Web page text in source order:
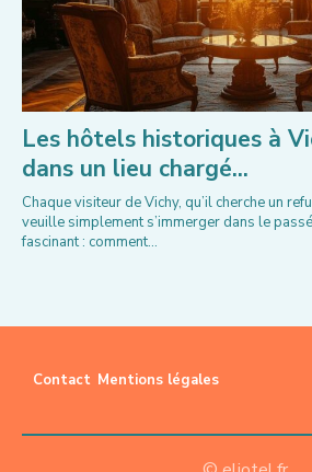
Les hôtels historiques à
dans un lieu chargé...
Chaque visiteur de Vichy, qu’il cherche un
veuille simplement s’immerger dans le
fascinant : comment...
Contact Mentions légales